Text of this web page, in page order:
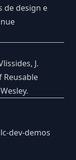
de design e
J.
Reusable
dev-demos